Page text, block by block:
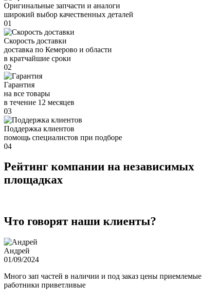
Оригинальные запчасти и аналоги
широкий выбор качественных деталей
01
Скорость доставки
доставка по Кемерово и области
в кратчайшие сроки
02
Гарантия
на все товары
в течение 12 месяцев
03
Поддержка клиентов
помощь специалистов при подборе
04
Рейтинг компании на независимых
площадках
Что говорят наши клиенты?
Андрей
01/09/2024
Много зап частей в наличии и под заказ цены приемлемые
работники приветливые